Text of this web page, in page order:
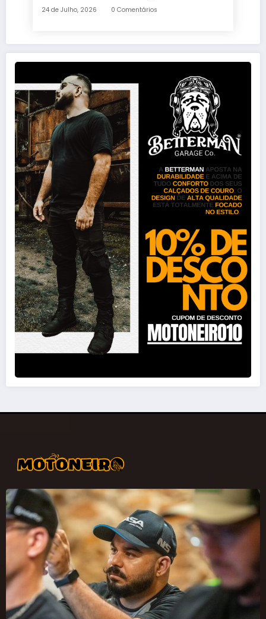
24 de Julho, 2026 0 Comentários